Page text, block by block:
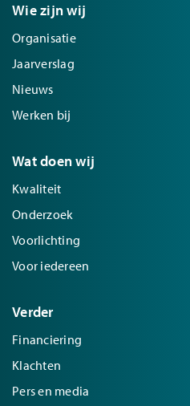
Wie zijn wij
Organisatie
Jaarverslag
Nieuws
Werken bij
Wat doen wij
Kwaliteit
Onderzoek
Voorlichting
Voor iedereen
Verder
Financiering
Klachten
Pers en media